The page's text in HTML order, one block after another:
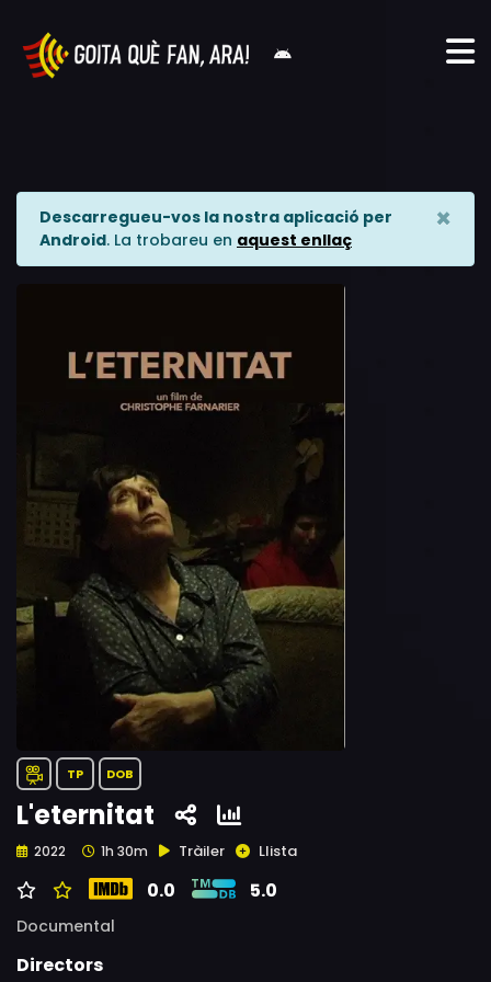
Descarregueu-vos la nostra aplicació per
Android. La trobareu en aquest enllaç
×
TP DOB
L'eternitat
2022 1h 30m Tràiler Llista
0.0 5.0
Documental
Directors